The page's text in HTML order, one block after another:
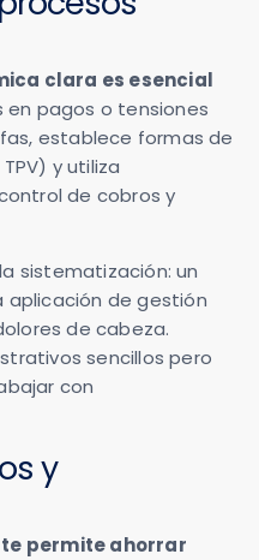
clara es esencial
en pagos o tensiones
establece formas de
y utiliza
de cobros y
sistematización: un
aplicación de gestión
de cabeza.
sencillos pero
con
y
permite ahorrar